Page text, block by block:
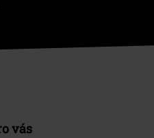
vás